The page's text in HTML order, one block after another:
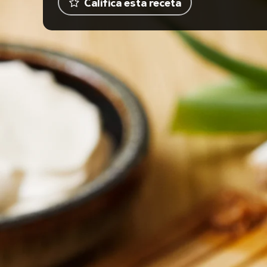
Califica esta receta